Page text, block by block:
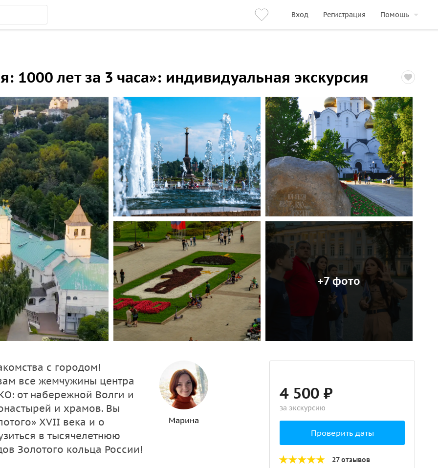
Вход Регистрация Помощь
1000 лет за 3 часа»: индивидуальная экскурсия
+7 фото
с городом!
все жемчужины центра
от набережной Волги и
и храмов. Вы
XVII века и о
в тысячелетнюю
Золотого кольца России!
Марина
4 500 ₽
за экскурсию
Проверить даты
27 отзывов